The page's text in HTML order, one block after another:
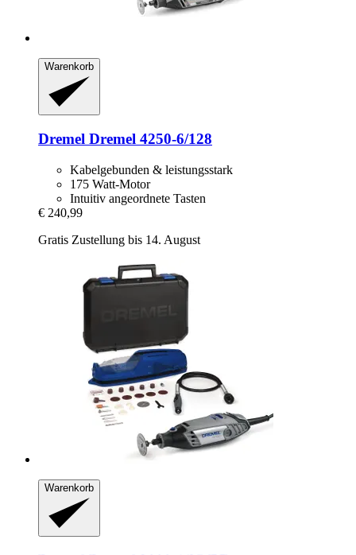
Warenkorb
Dremel Dremel 4250-​6/128
Kabelgebunden & leistungsstark
175 Watt-Motor
Intuitiv angeordnete Tasten
€ 240,99
Gratis Zustellung bis 14. August
Warenkorb